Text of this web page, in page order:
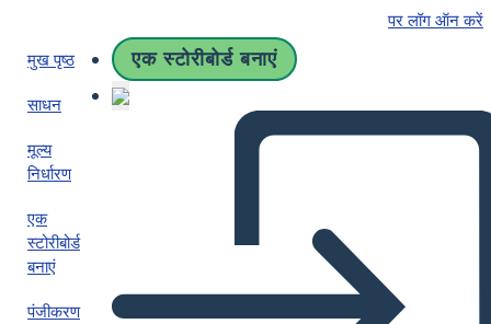
पर लॉग ऑन करें
मुख पृष्ठ
साधन
मूल्य
निर्धारण
एक
स्टोरीबोर्ड
बनाएं
पंजीकरण
एक स्टोरीबोर्ड बनाएं